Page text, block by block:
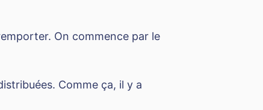
On commence par le
Comme ça, il y a